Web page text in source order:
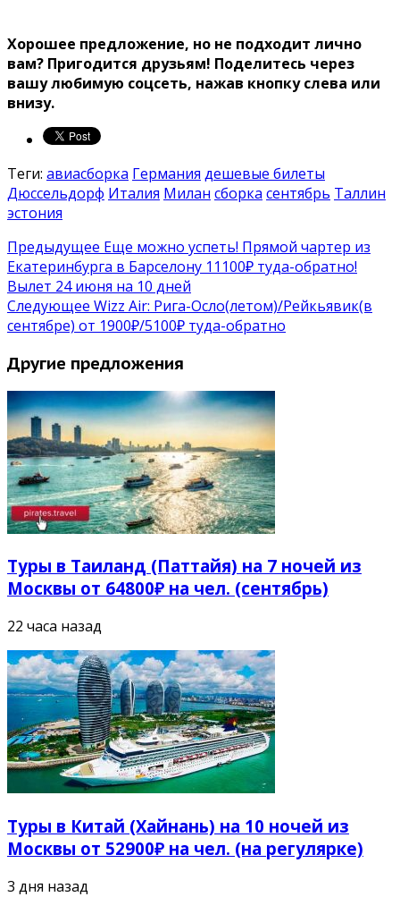
Хорошее предложение, но не подходит лично
вам? Пригодится друзьям! Поделитесь через
вашу любимую соцсеть, нажав кнопку слева или
внизу.
Теги: авиасборка Германия дешевые билеты
Дюссельдорф Италия Милан сборка сентябрь Таллин
эстония
Предыдущее Еще можно успеть! Прямой чартер из
Екатеринбурга в Барселону 11100₽ туда-обратно!
Вылет 24 июня на 10 дней
Следующее Wizz Air: Рига-Осло(летом)/Рейкьявик(в
сентябре) от 1900₽/5100₽ туда-обратно
Другие предложения
Туры в Таиланд (Паттайя) на 7 ночей из
Москвы от 64800₽ на чел. (сентябрь)
22 часа назад
Туры в Китай (Хайнань) на 10 ночей из
Москвы от 52900₽ на чел. (на регулярке)
3 дня назад